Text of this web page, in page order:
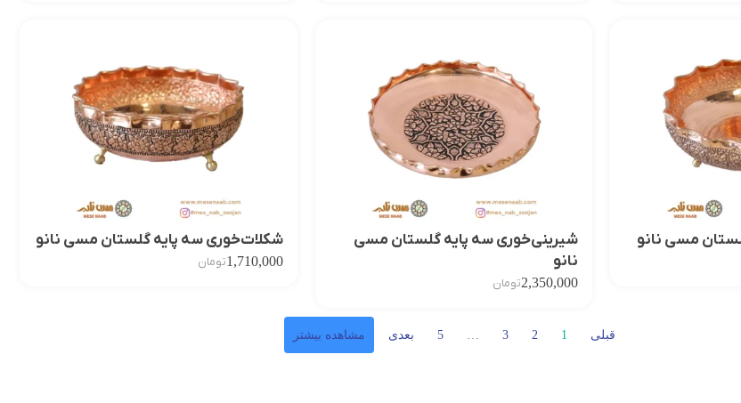
مسی نانو
شیرینی‌خوری سه پایه گلستان مسی
نانو
2,350,000تومان
شکلات‌خوری سه پایه گلستان مسی نانو
1,710,000تومان
قبلی 1
2
3
…
5 بعدی مشاهده بیشتر